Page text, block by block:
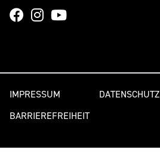
IMPRESSUM DATENSCHUTZ
BARRIEREFREIHEIT